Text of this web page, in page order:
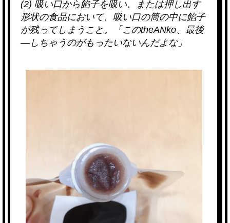
(2) 吸い口から餡子を吸い、または押し出す
形状の食品において、吸い口の筒の中に餡子
が残ってしまうこと。「このtheANko、最後
―しちゃうのがもったいないんだよな」